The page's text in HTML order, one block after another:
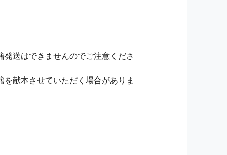
送はできませんのでご注意くださ
献本させていただく場合がありま